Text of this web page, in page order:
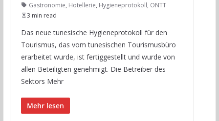
Gastronomie, Hotellerie, Hygieneprotokoll, ONTT
3 min read
Das neue tunesische Hygieneprotokoll für den
Tourismus, das vom tunesischen Tourismusbüro
erarbeitet wurde, ist fertiggestellt und wurde von
allen Beteiligten genehmigt. Die Betreiber des
Sektors Mehr
Mehr lesen